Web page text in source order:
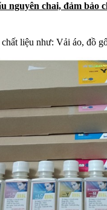
nguyên chai, đảm bảo
liệu như: Vải áo, đồ